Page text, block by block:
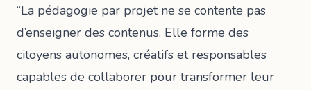
“La pédagogie par projet ne se contente pas
d’enseigner des contenus. Elle forme des
citoyens autonomes, créatifs et responsables
capables de collaborer pour transformer leur